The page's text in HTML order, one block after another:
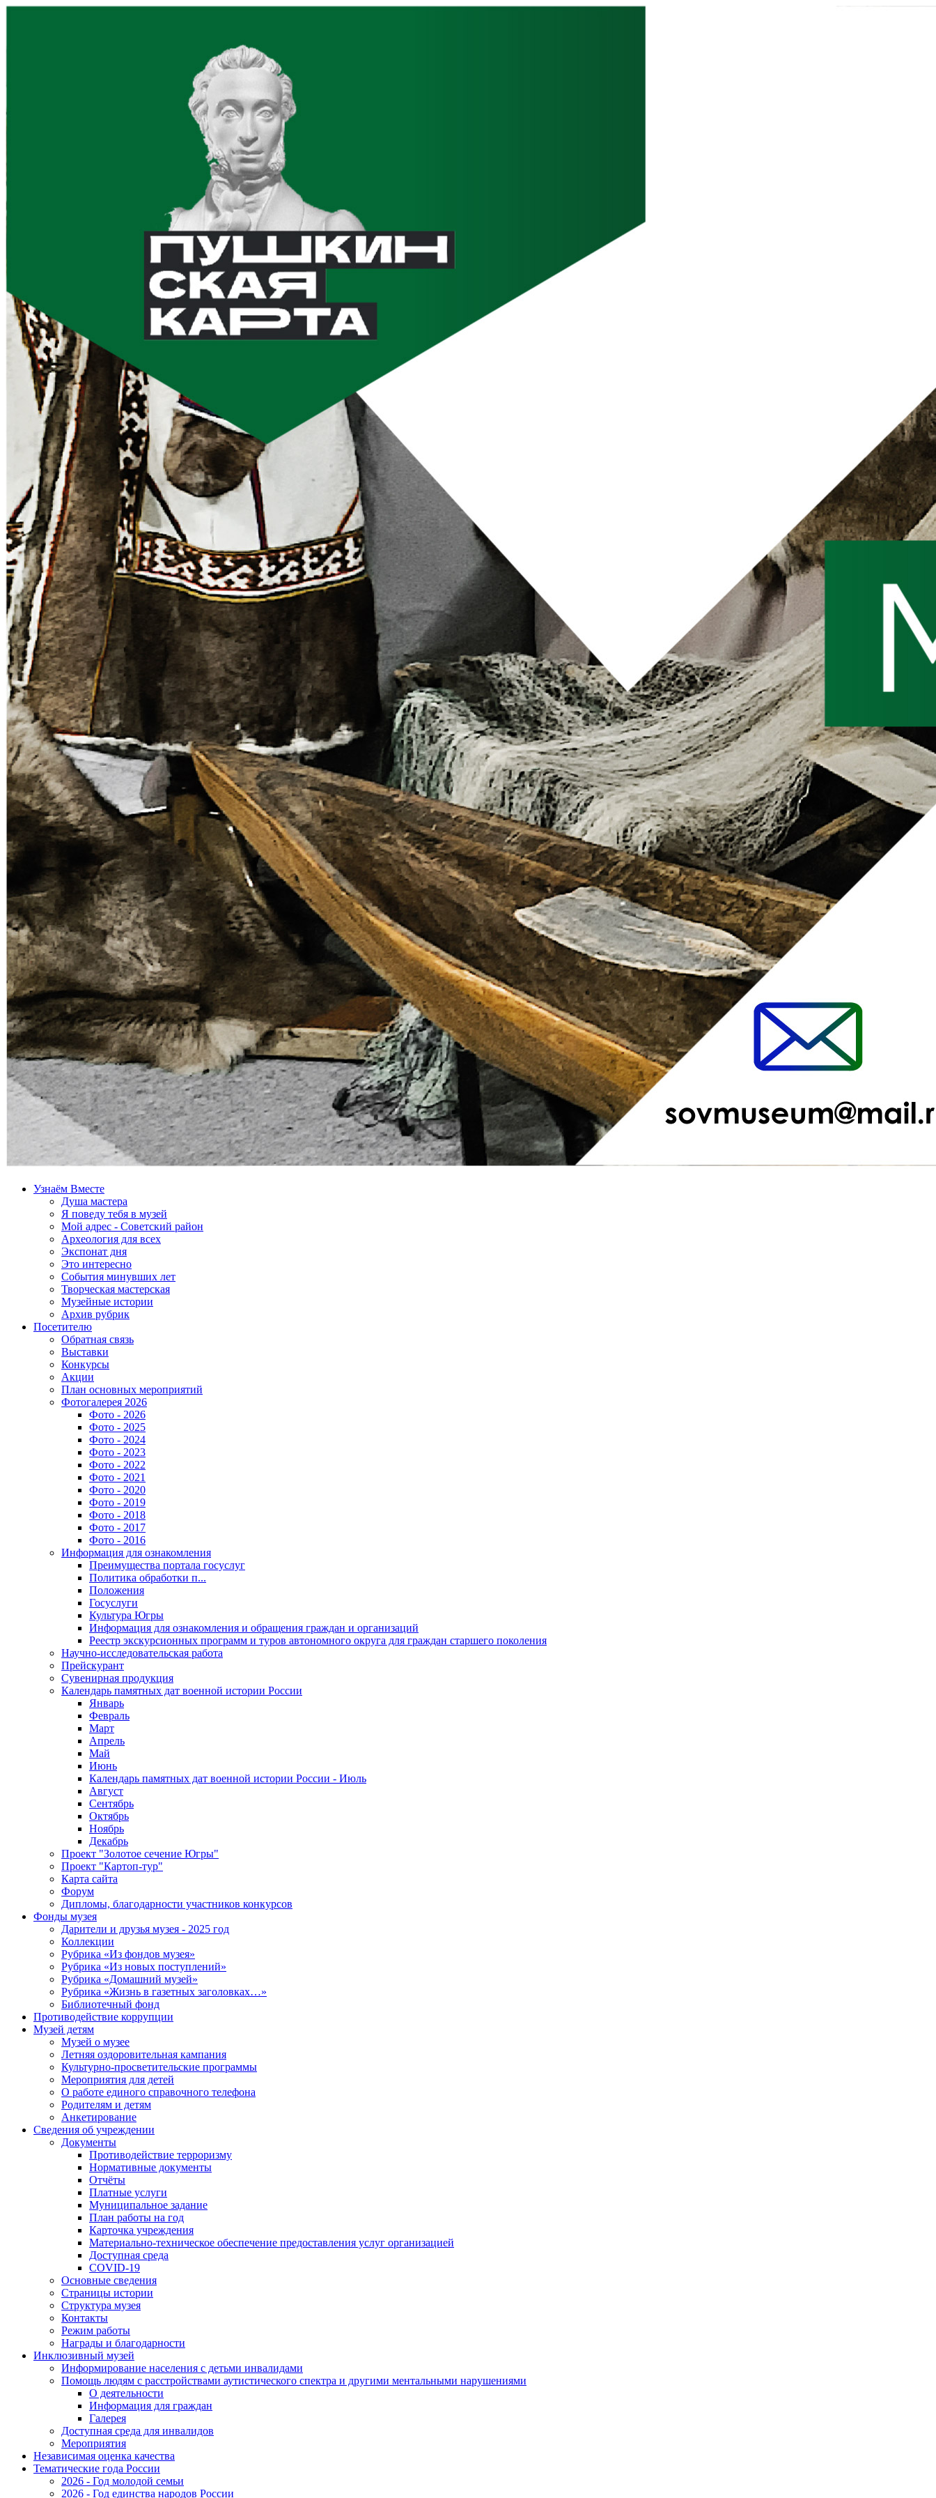
Узнаём Вместе
Душа мастера
Я поведу тебя в музей
Мой адрес - Советский район
Археология для всех
Экспонат дня
Это интересно
События минувших лет
Творческая мастерская
Музейные истории
Архив рубрик
Посетителю
Обратная связь
Выставки
Конкурсы
Акции
План основных мероприятий
Фотогалерея 2026
Фото - 2026
Фото - 2025
Фото - 2024
Фото - 2023
Фото - 2022
Фото - 2021
Фото - 2020
Фото - 2019
Фото - 2018
Фото - 2017
Фото - 2016
Информация для ознакомления
Преимущества портала госуслуг
Политика обработки п...
Положения
Госуслуги
Культура Югры
Информация для ознакомления и обращения граждан и организаций
Реестр экскурсионных программ и туров автономного округа для граждан старшего поколения
Научно-исследовательская работа
Прейскурант
Сувенирная продукция
Календарь памятных дат военной истории России
Январь
Февраль
Март
Апрель
Май
Июнь
Календарь памятных дат военной истории России - Июль
Август
Сентябрь
Октябрь
Ноябрь
Декабрь
Проект "Золотое сечение Югры"
Проект "Картоп-тур"
Карта сайта
Форум
Дипломы, благодарности участников конкурсов
Фонды музея
Дарители и друзья музея - 2025 год
Коллекции
Рубрика «Из фондов музея»
Рубрика «Из новых поступлений»
Рубрика «Домашний музей»
Рубрика «Жизнь в газетных заголовках…»
Библиотечный фонд
Противодействие коррупции
Музей детям
Музей о музее
Летняя оздоровительная кампания
Культурно-просветительские программы
Мероприятия для детей
О работе единого справочного телефона
Родителям и детям
Анкетирование
Сведения об учреждении
Документы
Противодействие терроризму
Нормативные документы
Отчёты
Платные услуги
Муниципальное задание
План работы на год
Карточка учреждения
Материально-техническое обеспечение предоставления услуг организацией
Доступная среда
COVID-19
Основные сведения
Страницы истории
Структура музея
Контакты
Режим работы
Награды и благодарности
Инклюзивный музей
Информирование населения с детьми инвалидами
Помощь людям с расстройствами аутистического спектра и другими ментальными нарушениями
О деятельности
Информация для граждан
Галерея
Доступная среда для инвалидов
Мероприятия
Независимая оценка качества
Тематические года России
2026 - Год молодой семьи
2026 - Год единства народов России